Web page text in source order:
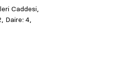
Caddesi,
Daire: 4,